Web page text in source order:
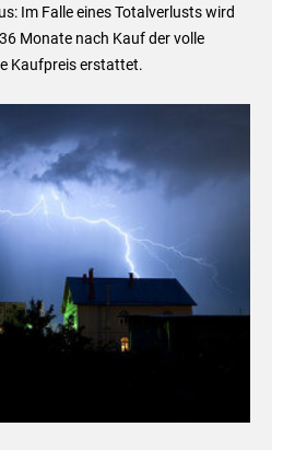
Im Falle eines Totalverlusts wird
Monate nach Kauf der volle
Kaufpreis erstattet.